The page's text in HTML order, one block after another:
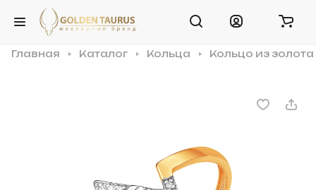
Главная Каталог Кольца Кольцо из